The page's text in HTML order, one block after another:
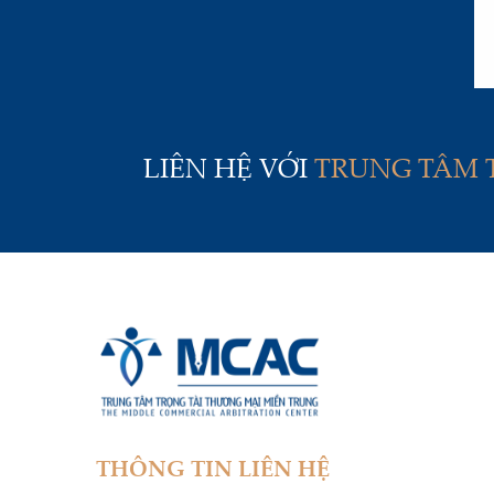
LIÊN HỆ VỚI TRUNG TÂM
THÔNG TIN LIÊN HỆ